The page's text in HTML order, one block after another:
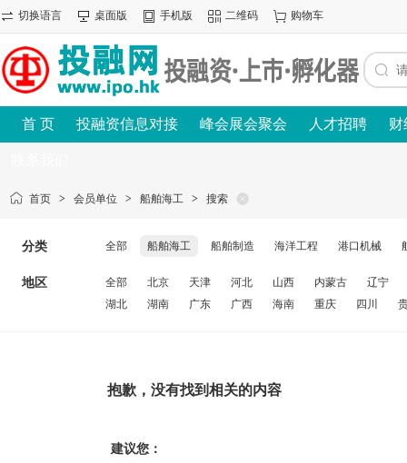
切换语言 桌面版 手机版 二维码 购物车
首 页 投融资信息对接 峰会展会聚会 人才招聘 财
首页 > 会员单位 > 船舶海工 > 搜索
分类 全部 船舶海工 船舶制造 海洋工程 港口机械
地区 全部 北京 天津 河北 山西 内蒙古
辽宁
湖北
湖南 广东 广西 海南 重庆 四川
抱歉，没有找到相关的内容
建议您：